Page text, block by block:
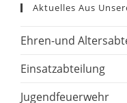
Aktuelles Aus
Ehren-und
Einsatzabteilung
Jugendfeuerwehr